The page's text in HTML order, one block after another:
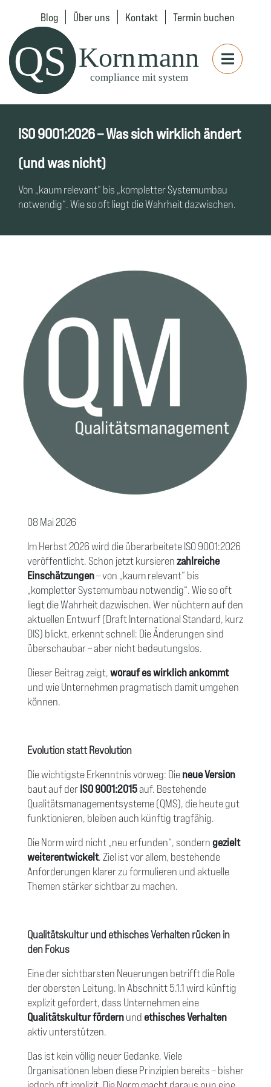
Blog Über uns Kontakt Termin buchen
ISO 9001:2026 – Was sich wirklich ändert
(und was nicht)
Von „kaum relevant“ bis „kompletter Systemumbau
notwendig“. Wie so oft liegt die Wahrheit dazwischen.
08 Mai 2026
Im Herbst 2026 wird die überarbeitete ISO 9001:2026
veröffentlicht. Schon jetzt kursierenzahlreiche
Einschätzungen– von „kaum relevant“ bis
„kompletter Systemumbau notwendig“. Wie so oft
liegt die Wahrheit dazwischen. Wer nüchtern auf den
aktuellen Entwurf (Draft International Standard, kurz
DIS) blickt, erkennt schnell: Die Änderungen sind
überschaubar – aber nicht bedeutungslos.
Dieser Beitrag zeigt,worauf es wirklich ankommt
und wie Unternehmen pragmatisch damit umgehen
können.
Evolution statt Revolution
Die wichtigste Erkenntnis vorweg: Dieneue Version
baut auf derISO 9001:2015auf. Bestehende
Qualitätsmanagementsysteme (QMS), die heute gut
funktionieren, bleiben auch künftig tragfähig.
Die Norm wird nicht „neu erfunden“, sonderngezielt
weiterentwickelt. Ziel ist vor allem, bestehende
Anforderungen klarer zu formulieren und aktuelle
Themen stärker sichtbar zu machen.
Qualitätskultur und ethisches Verhalten rücken in
den Fokus
Eine der sichtbarsten Neuerungen betrifft die Rolle
der obersten Leitung. In Abschnitt 5.1.1 wird künftig
explizit gefordert, dass Unternehmen eine
Qualitätskultur fördernundethisches Verhalten
aktiv unterstützen.
Das ist kein völlig neuer Gedanke. Viele
Organisationen leben diese Prinzipien bereits – bisher